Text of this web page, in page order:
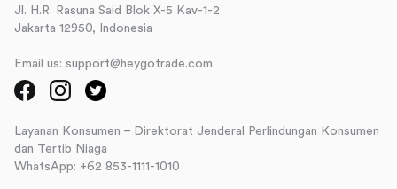
Jl. H.R. Rasuna Said Blok X-5 Kav-1-2
Jakarta 12950, Indonesia
Email us: support@heygotrade.com
Layanan Konsumen – Direktorat Jenderal Perlindungan Konsumen
dan Tertib Niaga
WhatsApp: +62 853-1111-1010